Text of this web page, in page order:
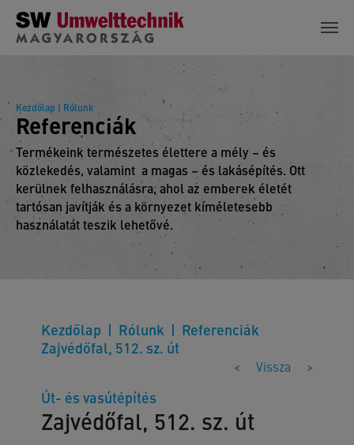
Skip to main content
Kezdőlap | Rólunk
Referenciák
Termékeink természetes élettere a mély – és
közlekedés, valamint a magas – és lakásépítés. Ott
kerülnek felhasználásra, ahol az emberek életét
tartósan javítják és a környezet kíméletesebb
használatát teszik lehetővé.
Kezdőlap Rólunk
Referenciák
Zajvédőfal, 512. sz. út
< Vissza >
Út- és vasútépítés
Zajvédőfal, 512. sz. út